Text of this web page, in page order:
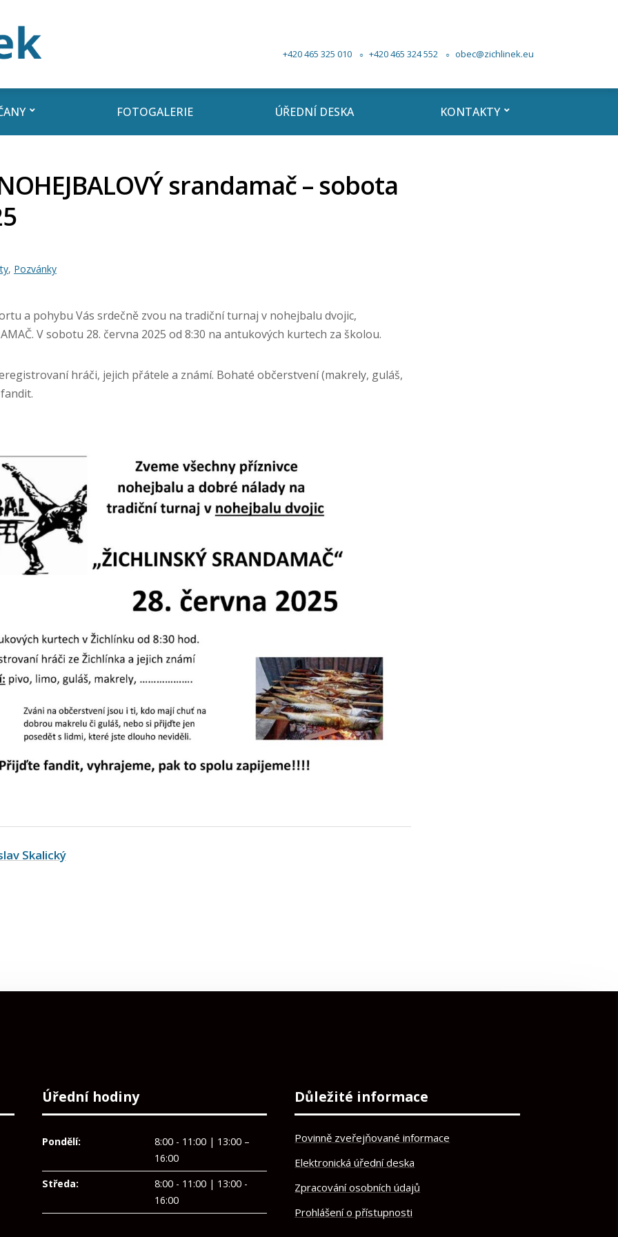
+420 465 325 010 +420 465 324 552 obec@zichlinek.eu
FOTOGALERIE ÚŘEDNÍ DESKA KONTAKTY
srandamač – sobota
, Pozvánky
a pohybu Vás srdečně zvou na tradiční turnaj v nohejbalu dvojic,
V sobotu 28. června 2025 od 8:30 na antukových kurtech za školou.
hráči, jejich přátele a známí. Bohaté občerstvení (makrely, guláš,
Skalický
Úřední hodiny
Pondělí:
8:00 - 11:00 | 13:00 –
16:00
Středa:
8:00 - 11:00 | 13:00 -
16:00
Důležité informace
Povinně zveřejňované informace
Elektronická úřední deska
Zpracování osobních údajů
Prohlášení o přístupnosti